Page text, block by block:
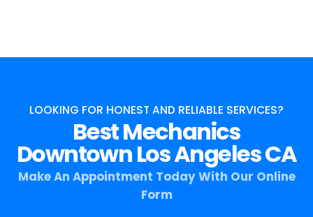
LOOKING FOR HONEST AND RELIABLE SERVICES?
Best Mechanics
Downtown Los Angeles CA
Make An Appointment Today With Our Online
Form